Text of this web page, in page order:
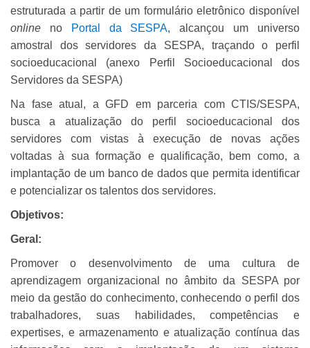
estruturada a partir de um formulário eletrônico disponível
online no Portal da SESPA, alcançou um universo
amostral dos servidores da SESPA, traçando o perfil
socioeducacional (anexo Perfil Socioeducacional dos
Servidores da SESPA)
Na fase atual, a GFD em parceria com CTIS/SESPA,
busca a atualização do perfil socioeducacional dos
servidores com vistas à execução de novas ações
voltadas à sua formação e qualificação, bem como, a
implantação de um banco de dados que permita identificar
e potencializar os talentos dos servidores.
Objetivos:
Geral:
Promover o desenvolvimento de uma cultura de
aprendizagem organizacional no âmbito da SESPA por
meio da gestão do conhecimento, conhecendo o perfil dos
trabalhadores, suas habilidades, competências e
expertises, e armazenamento e atualização contínua das